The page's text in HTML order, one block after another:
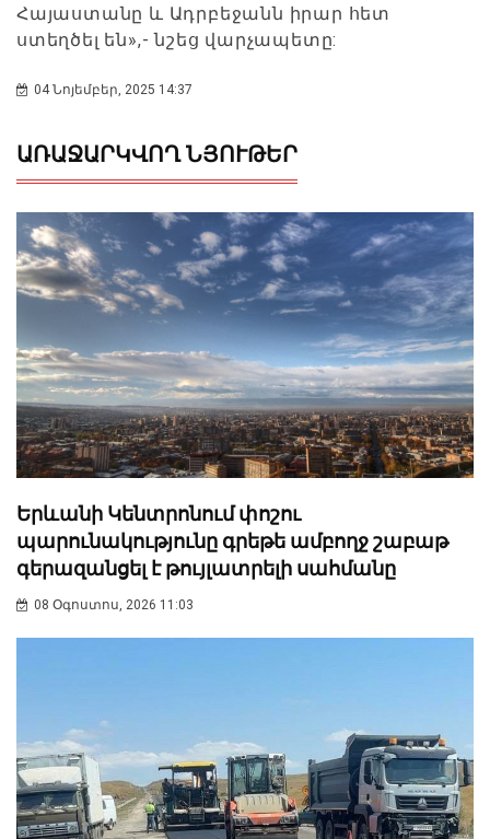
Հայաստանը և Ադրբեջանն իրար հետ
ստեղծել են»,- նշեց վարչապետը:
04 Նոյեմբեր, 2025 14:37
ԱՌԱՋԱՐԿՎՈՂ ՆՅՈՒԹԵՐ
Երևանի Կենտրոնում փոշու
պարունակությունը գրեթե ամբողջ շաբաթ
գերազանցել է թույլատրելի սահմանը
08 Օգոստոս, 2026 11:03